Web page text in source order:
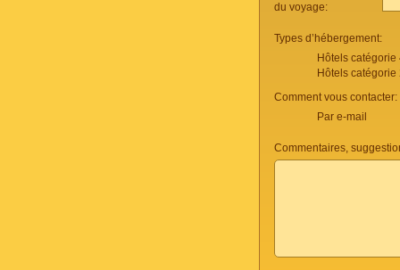
du voyage:
Types d’hébergement:
Hôtels
Hôtels
Comment vous contacter:
Par e-mail
Commentaires,